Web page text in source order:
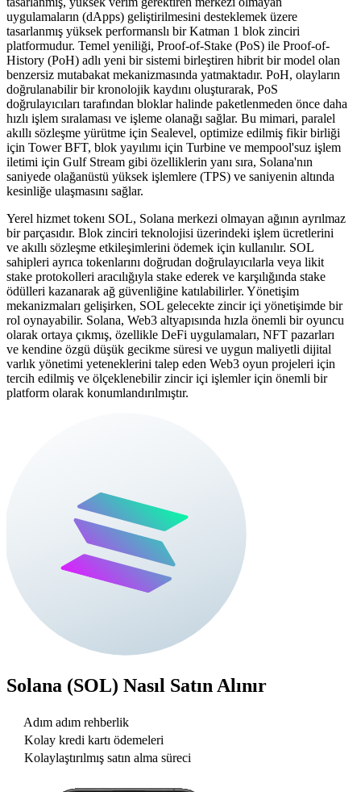
uygulamaların (dApps) geliştirilmesini desteklemek üzere
tasarlanmış yüksek performanslı bir Katman 1 blok zinciri
platformudur. Temel yeniliği, Proof-of-Stake (PoS) ile Proof-of-
History (PoH) adlı yeni bir sistemi birleştiren hibrit bir model olan
benzersiz mutabakat mekanizmasında yatmaktadır. PoH, olayların
doğrulanabilir bir kronolojik kaydını oluşturarak, PoS
doğrulayıcıları tarafından bloklar halinde paketlenmeden önce daha
hızlı işlem sıralaması ve işleme olanağı sağlar. Bu mimari, paralel
akıllı sözleşme yürütme için Sealevel, optimize edilmiş fikir birliği
için Tower BFT, blok yayılımı için Turbine ve mempool'suz işlem
iletimi için Gulf Stream gibi özelliklerin yanı sıra, Solana'nın
saniyede olağanüstü yüksek işlemlere (TPS) ve saniyenin altında
kesinliğe ulaşmasını sağlar.
Yerel hizmet tokenı SOL, Solana merkezi olmayan ağının ayrılmaz
bir parçasıdır. Blok zinciri teknolojisi üzerindeki işlem ücretlerini
ve akıllı sözleşme etkileşimlerini ödemek için kullanılır. SOL
sahipleri ayrıca tokenlarını doğrudan doğrulayıcılarla veya likit
stake protokolleri aracılığıyla stake ederek ve karşılığında stake
ödülleri kazanarak ağ güvenliğine katılabilirler. Yönetişim
mekanizmaları gelişirken, SOL gelecekte zincir içi yönetişimde bir
rol oynayabilir. Solana, Web3 altyapısında hızla önemli bir oyuncu
olarak ortaya çıkmış, özellikle DeFi uygulamaları, NFT pazarları
ve kendine özgü düşük gecikme süresi ve uygun maliyetli dijital
varlık yönetimi yeteneklerini talep eden Web3 oyun projeleri için
tercih edilmiş ve ölçeklenebilir zincir içi işlemler için önemli bir
platform olarak konumlandırılmıştır.
Solana (SOL) Nasıl Satın Alınır
Adım adım rehberlik
Kolay kredi kartı ödemeleri
Kolaylaştırılmış satın alma süreci